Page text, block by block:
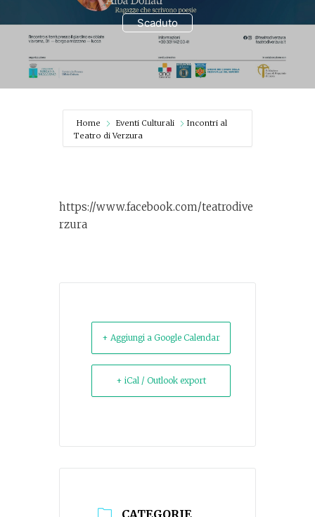
Scaduto
Home Eventi Culturali
Incontri al
Teatro di Verzura
https://www.facebook.com/teatrodive
rzura
+ Aggiungi a Google Calendar
+ iCal / Outlook export
CATEGORIE